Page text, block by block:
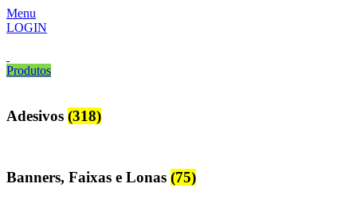
Menu
LOGIN
Produtos
Adesivos (318)
Banners, Faixas e Lonas (75)